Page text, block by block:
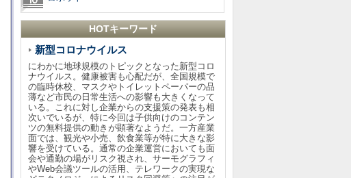
HOTキーワード
新型コロナウイルス
にわかに地球規模のトピックとなった新型コロ
ナウイルス。健康被害も心配だが、全国規模で
の臨時休校、マスクやトイレットペーパーの品
薄など市民の日常生活への影響も大きくなって
いる。これに対し企業からの支援策の発表も相
次いでいるが、特に今回は子供向けのコンテン
ツの無料提供の動きが顕著なようだ。一方産業
面では、観光や小売、飲食業等が特に大きな影
響を受けている。通常の企業運営においても面
会や通勤の場がリスク視され、サーモグラフィ
やWeb会議ツールの活用、テレワークの実現な